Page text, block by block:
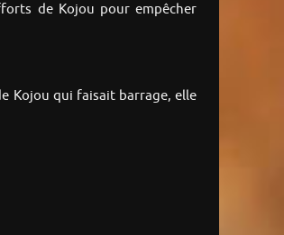
de Kojou pour empêcher
Kojou qui faisait barrage, elle